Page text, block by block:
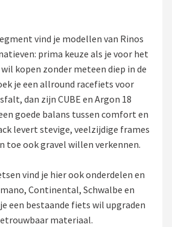
vind je modellen van Rinos
prima keuze als je voor het
kopen zonder meteen diep in de
je een allround racefiets voor
dan zijn CUBE en Argon 18
goede balans tussen comfort en
levert stevige, veelzijdige frames
toe ook gravel willen verkennen.
vind je hier ook onderdelen en
Continental, Schwalbe en
een bestaande fiets wil upgraden
materiaal.